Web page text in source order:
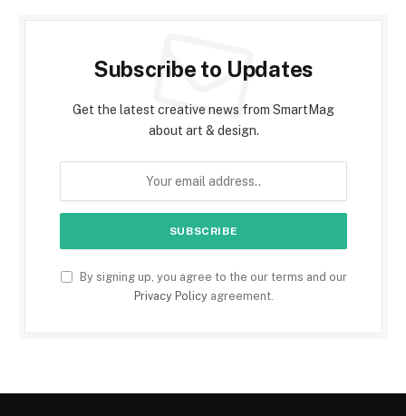
Subscribe to Updates
Get the latest creative news from SmartMag
about art & design.
By signing up, you agree to the our terms and our
Privacy Policyagreement.